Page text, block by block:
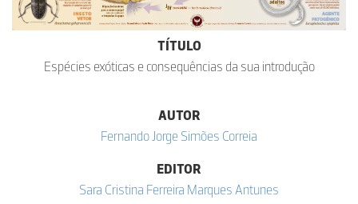
TÍTULO
Espécies exóticas e consequências da sua introdução
AUTOR
Fernando Jorge Simões Correia
EDITOR
Sara Cristina Ferreira Marques Antunes